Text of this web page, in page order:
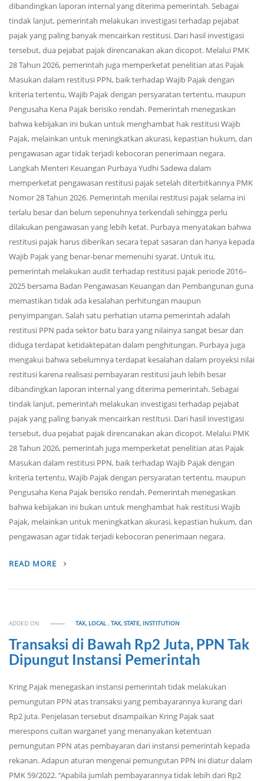
dibandingkan laporan internal yang diterima pemerintah. Sebagai
tindak lanjut, pemerintah melakukan investigasi terhadap pejabat
pajak yang paling banyak mencairkan restitusi. Dari hasil investigasi
tersebut, dua pejabat pajak direncanakan akan dicopot. Melalui PMK
28 Tahun 2026, pemerintah juga memperketat penelitian atas Pajak
Masukan dalam restitusi PPN, baik terhadap Wajib Pajak dengan
kriteria tertentu, Wajib Pajak dengan persyaratan tertentu, maupun
Pengusaha Kena Pajak berisiko rendah. Pemerintah menegaskan
bahwa kebijakan ini bukan untuk menghambat hak restitusi Wajib
Pajak, melainkan untuk meningkatkan akurasi, kepastian hukum, dan
pengawasan agar tidak terjadi kebocoran penerimaan negara.
Langkah Menteri Keuangan Purbaya Yudhi Sadewa dalam
memperketat pengawasan restitusi pajak setelah diterbitkannya PMK
Nomor 28 Tahun 2026. Pemerintah menilai restitusi pajak selama ini
terlalu besar dan belum sepenuhnya terkendali sehingga perlu
dilakukan pengawasan yang lebih ketat. Purbaya menyatakan bahwa
restitusi pajak harus diberikan secara tepat sasaran dan hanya kepada
Wajib Pajak yang benar-benar memenuhi syarat. Untuk itu,
pemerintah melakukan audit terhadap restitusi pajak periode 2016–
2025 bersama Badan Pengawasan Keuangan dan Pembangunan guna
memastikan tidak ada kesalahan perhitungan maupun
penyimpangan. Salah satu perhatian utama pemerintah adalah
restitusi PPN pada sektor batu bara yang nilainya sangat besar dan
diduga terdapat ketidaktepatan dalam penghitungan. Purbaya juga
mengakui bahwa sebelumnya terdapat kesalahan dalam proyeksi nilai
restitusi karena realisasi pembayaran restitusi jauh lebih besar
dibandingkan laporan internal yang diterima pemerintah. Sebagai
tindak lanjut, pemerintah melakukan investigasi terhadap pejabat
pajak yang paling banyak mencairkan restitusi. Dari hasil investigasi
tersebut, dua pejabat pajak direncanakan akan dicopot. Melalui PMK
28 Tahun 2026, pemerintah juga memperketat penelitian atas Pajak
Masukan dalam restitusi PPN, baik terhadap Wajib Pajak dengan
kriteria tertentu, Wajib Pajak dengan persyaratan tertentu, maupun
Pengusaha Kena Pajak berisiko rendah. Pemerintah menegaskan
bahwa kebijakan ini bukan untuk menghambat hak restitusi Wajib
Pajak, melainkan untuk meningkatkan akurasi, kepastian hukum, dan
pengawasan agar tidak terjadi kebocoran penerimaan negara.
READ MORE
ADDED ON TAX, LOCAL,TAX, STATE, INSTITUTION
Transaksi di Bawah Rp2 Juta, PPN Tak
Dipungut Instansi Pemerintah
Kring Pajak menegaskan instansi pemerintah tidak melakukan
pemungutan PPN atas transaksi yang pembayarannya kurang dari
Rp2 juta. Penjelasan tersebut disampaikan Kring Pajak saat
merespons cuitan warganet yang menanyakan ketentuan
pemungutan PPN atas pembayaran dari instansi pemerintah kepada
rekanan. Adapun aturan mengenai pemungutan PPN ini diatur dalam
PMK 59/2022. “Apabila jumlah pembayarannya tidak lebih dari Rp2